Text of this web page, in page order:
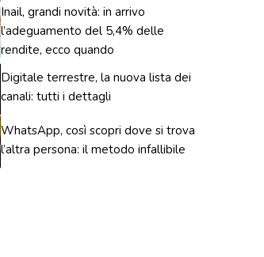
Inail, grandi novità: in arrivo
l’adeguamento del 5,4% delle
rendite, ecco quando
Digitale terrestre, la nuova lista dei
canali: tutti i dettagli
WhatsApp, così scopri dove si trova
l’altra persona: il metodo infallibile